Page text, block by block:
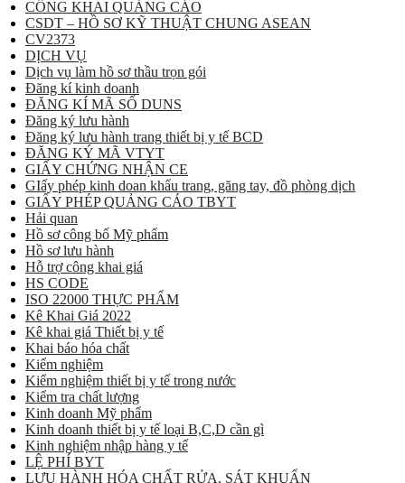
CÔNG KHAI QUẢNG CÁO
CSDT – HỒ SƠ KỸ THUẬT CHUNG ASEAN
CV2373
DỊCH VỤ
Dịch vụ làm hồ sơ thầu trọn gói
Đăng kí kinh doanh
ĐĂNG KÍ MÃ SỐ DUNS
Đăng ký lưu hành
Đăng ký lưu hành trang thiết bị y tế BCD
ĐĂNG KÝ MÃ VTYT
GIẤY CHỨNG NHẬN CE
GIấy phép kinh doan khẩu trang, găng tay, đồ phòng dịch
GIẤY PHÉP QUẢNG CÁO TBYT
Hải quan
Hồ sơ công bố Mỹ phẩm
Hồ sơ lưu hành
Hỗ trợ công khai giá
HS CODE
ISO 22000 THỰC PHẨM
Kê Khai Giá 2022
Kê khai giá Thiết bị y tế
Khai báo hóa chất
Kiểm nghiệm
Kiểm nghiệm thiết bị y tế trong nước
Kiểm tra chất lượng
Kinh doanh Mỹ phẩm
Kinh doanh thiết bị y tế loại B,C,D cần gì
Kinh nghiệm nhập hàng y tế
LỆ PHÍ BYT
LƯU HÀNH HÓA CHẤT RỬA, SÁT KHUẨN